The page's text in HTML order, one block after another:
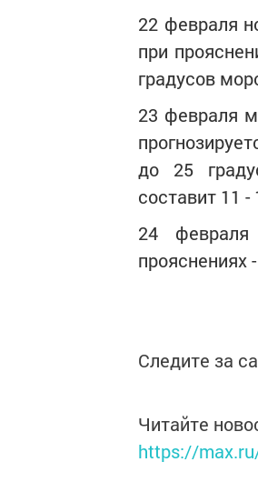
22 февраля
при
градусов
23 февраля
до 25
составит 11
24
прояснениях
Следите за
Читайте
https://